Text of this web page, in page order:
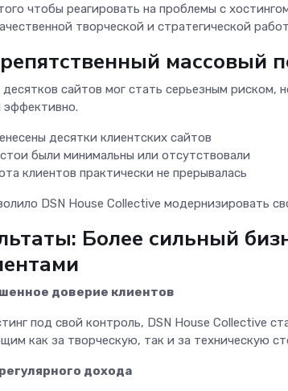
чтобы реагировать на проблемы с
творческой и стратегической
массовый
сайтов мог стать серьезным риском,
эффективно.
десятки клиентских сайтов
были минимальны или отсутствовали
клиентов практически не прерывалась
DSN House Collective модернизировать
Более сильный
доверие клиентов
под свой контроль, DSN House Collective
как за творческую, так и за техническую
дохода